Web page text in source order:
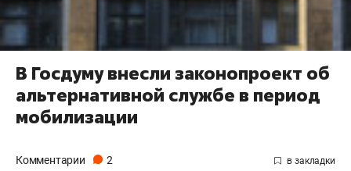
В Госдуму внесли законопроект об
альтернативной службе в период
мобилизации
Комментарии 2